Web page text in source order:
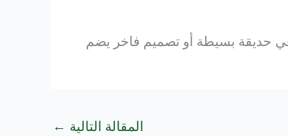
حديقة بسيطة أو تصميم فاخر يضم
المقالة التالية ←